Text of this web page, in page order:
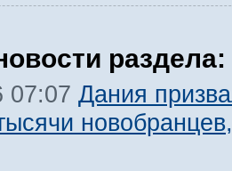
раздела:
07:07 Дания